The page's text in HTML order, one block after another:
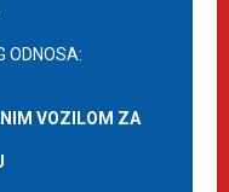
ODNOSA:
VOZILOM ZA